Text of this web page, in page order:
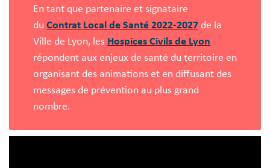
En tant que partenaire et signataire
du Contrat Local de Santé 2022-2027 de la
Ville de Lyon, les Hospices Civils de Lyon
répondent aux enjeux de santé du territoire en
organisant des animations et en diffusant des
messages de prévention au plus grand
nombre.